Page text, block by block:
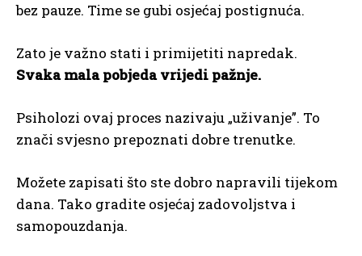
bez pauze. Time se gubi osjećaj postignuća.
Zato je važno stati i primijetiti napredak.
Svaka mala pobjeda vrijedi pažnje.
Psiholozi ovaj proces nazivaju „uživanje”. To
znači svjesno prepoznati dobre trenutke.
Možete zapisati što ste dobro napravili tijekom
dana. Tako gradite osjećaj zadovoljstva i
samopouzdanja.